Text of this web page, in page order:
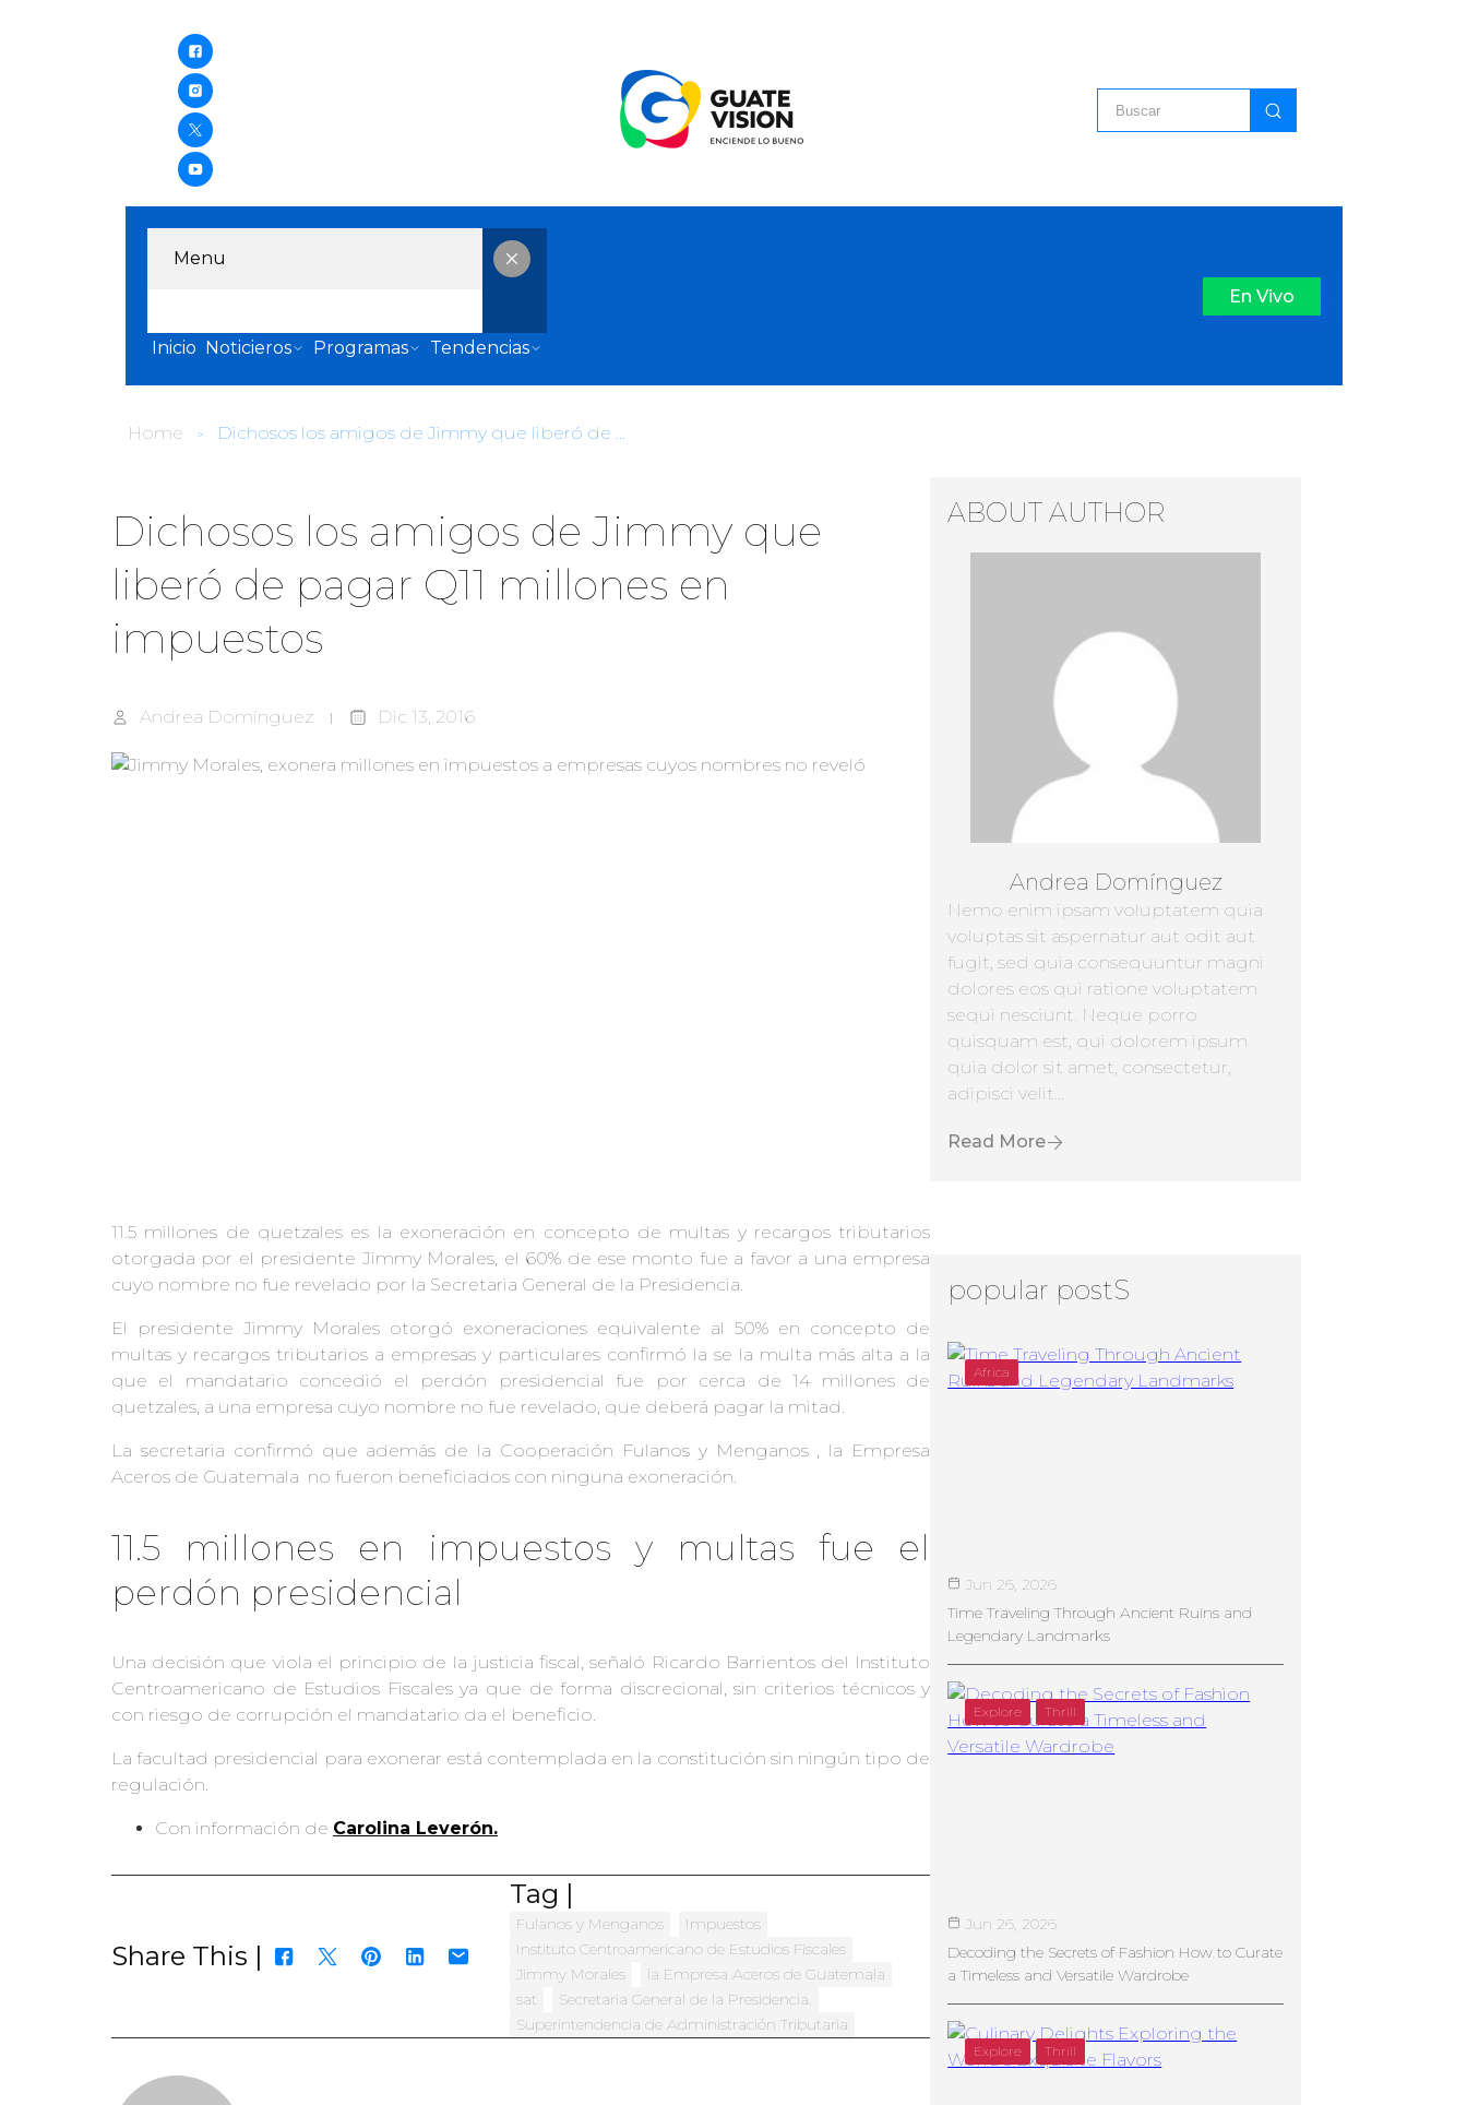
Menu
Inicio Noticieros Programas Tendencias
En Vivo
Home Dichosos los amigos de Jimmy que liberó de pagar Q11 millones en impuestos
Dichosos los amigos de Jimmy que
liberó de pagar Q11 millones en
impuestos
Andrea Domínguez Dic 13, 2016
11.5 millones de quetzales es la exoneración en concepto de multas y recargos tributarios
otorgada por el presidente Jimmy Morales, el 60% de ese monto fue a favor a una empresa
cuyo nombre no fue revelado por la Secretaria General de la Presidencia.
El presidente Jimmy Morales otorgó exoneraciones equivalente al 50% en concepto de
multas y recargos tributarios a empresas y particulares confirmó la se la multa más alta a la
que el mandatario concedió el perdón presidencial fue por cerca de 14 millones de
quetzales, a una empresa cuyo nombre no fue revelado, que deberá pagar la mitad.
La secretaria confirmó que además de la Cooperación Fulanos y Menganos , la Empresa
Aceros de Guatemala no fueron beneficiados con ninguna exoneración.
11.5 millones en impuestos y multas fue el
perdón presidencial
Una decisión que viola el principio de la justicia fiscal, señaló Ricardo Barrientos del Instituto
Centroamericano de Estudios Fiscales ya que de forma discrecional, sin criterios técnicos y
con riesgo de corrupción el mandatario da el beneficio.
La facultad presidencial para exonerar está contemplada en la constitución sin ningún tipo de
regulación.
Con información de Carolina Leverón.
Share This |
Tag |
Fulanos y Menganos
Impuestos
Instituto Centroamericano de Estudios Fiscales
Jimmy Morales
la Empresa Aceros de Guatemala
sat
Secretaria General de la Presidencia.
Superintendencia de Administración Tributaria
ABOUT AUTHOR
Andrea Domínguez
Nemo enim ipsam voluptatem quia
voluptas sit aspernatur aut odit aut
fugit, sed quia consequuntur magni
dolores eos qui ratione voluptatem
sequi nesciunt. Neque porro
quisquam est, qui dolorem ipsum
quia dolor sit amet, consectetur,
adipisci velit...
Read More
popular postS
Africa
Jun 26, 2026
Time Traveling Through Ancient Ruins and
Legendary Landmarks
Explore Thrill
Jun 26, 2026
Decoding the Secrets of Fashion How to Curate
a Timeless and Versatile Wardrobe
Explore Thrill